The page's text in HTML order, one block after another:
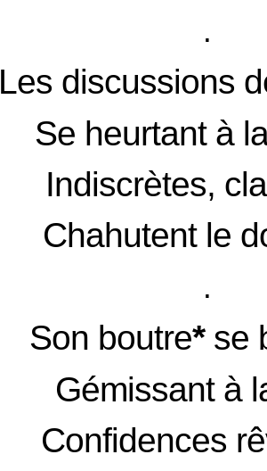
.
Les discussions
Se heurtant à
Indiscrètes,
Chahutent le
.
Son boutre*se
Gémissant à
Confidences